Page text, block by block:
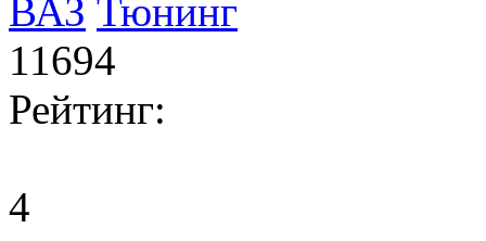
ВАЗ Тюнинг
11694
Рейтинг:
4